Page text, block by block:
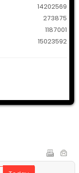
14202569
273875
1187001
15023592